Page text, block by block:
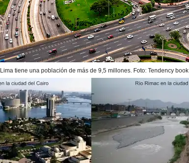
Lima tiene una población de más de 9,5 millones. Foto: Tendency book